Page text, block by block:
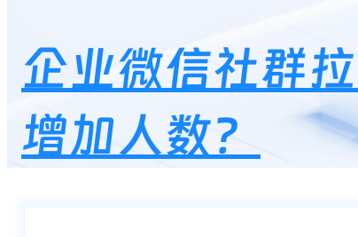
企业微信社群
增加人数？